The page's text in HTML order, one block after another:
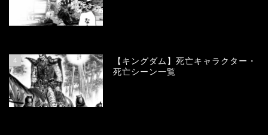
4
【キングダム】死亡キャラクター・
死亡シーン一覧